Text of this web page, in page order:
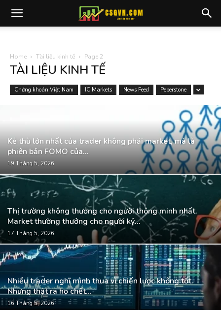
Home Tài liệu kinh tế Page 2
TÀI LIỆU KINH TẾ
Chứng khoán Việt Nam IC Markets News Feed Peperstone
Kẻ thù lớn nhất của trader không phải market, mà là
phiên bản FOMO của...
19 Tháng 5, 2026
Thị trường không thưởng cho người thông minh nhất.
Market thường thưởng cho người kỷ...
17 Tháng 5, 2026
Nhiều trader nghĩ mình thua vì chiến lược không tốt.
Nhưng thật ra họ chết...
16 Tháng 5, 2026